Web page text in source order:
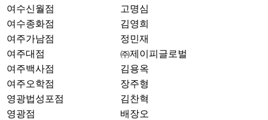
여수신월점
고명심
여수종화점
김영희
여주가남점
정민재
여주대점
㈜제이피글로벌
여주백사점
김용옥
여주오학점
장주형
영광법성포점
김찬혁
영광점
배장오